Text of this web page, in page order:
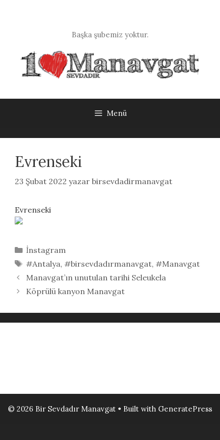
Başka şubemiz yoktur.
Menü
Evrenseki
23 Şubat 2022 yazar birsevdadirmanavgat
Evrenseki
Kategoriler
İnstagram
Etiketler
#Antalya, #birsevdadırmanavgat, #Manavgat
Manavgat’ın unutulan tarihi Seleukela
Köprülü kanyon Manavgat
© 2026 Bir Sevdadır Manavgat • Built with GeneratePress